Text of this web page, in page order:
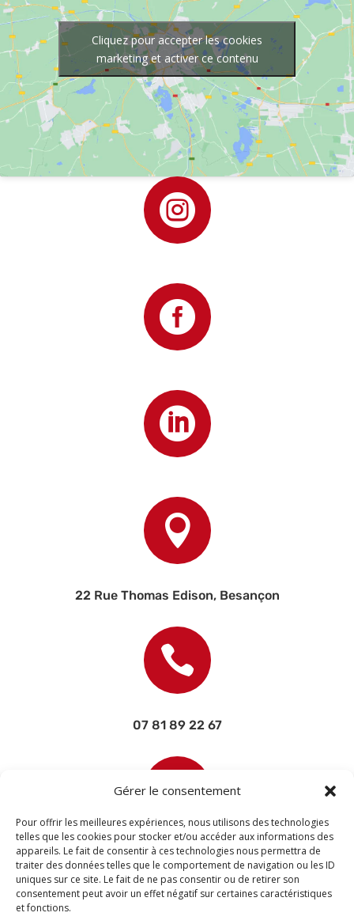
Gérer le consentement
Pour offrir les meilleures expériences, nous utilisons des technologies
telles que les cookies pour stocker et/ou accéder aux informations des
appareils. Le fait de consentir à ces technologies nous permettra de
traiter des données telles que le comportement de navigation ou les ID
uniques sur ce site. Le fait de ne pas consentir ou de retirer son
consentement peut avoir un effet négatif sur certaines caractéristiques
et fonctions.
Cliquez pour accepter les cookies
marketing et activer ce contenu




22 Rue Thomas Edison, Besançon

07 81 89 22 67

contact@devisettravaux.fr